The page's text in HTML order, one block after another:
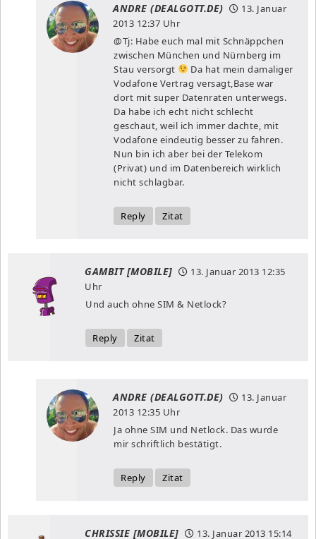
ANDRE (DEALGOTT.DE)
13. Januar
2013 12:37 Uhr
@Tj: Habe euch mal mit Schnäppchen
zwischen München und Nürnberg im
Stau versorgt
Da hat mein damaliger
Vodafone Vertrag versagt,Base war
dort mit super Datenraten unterwegs.
Da habe ich echt nicht schlecht
geschaut, weil ich immer dachte, mit
Vodafone eindeutig besser zu fahren.
Nun bin ich aber bei der Telekom
(Privat) und im Datenbereich wirklich
nicht schlagbar.
Reply Zitat
GAMBIT [MOBILE] 13. Januar 2013 12:35
Uhr
Und auch ohne SIM & Netlock?
Reply Zitat
ANDRE (DEALGOTT.DE)
13. Januar
2013 12:35 Uhr
Ja ohne SIM und Netlock. Das wurde
mir schriftlich bestätigt.
Reply Zitat
CHRISSIE [MOBILE] 13. Januar 2013 15:14